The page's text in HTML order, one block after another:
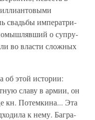
свадьбы императри­
о супру­
во власти сложных
об этой истории:
славу в армии, он
кн. Потемкина... Эта
к нему. Багра­